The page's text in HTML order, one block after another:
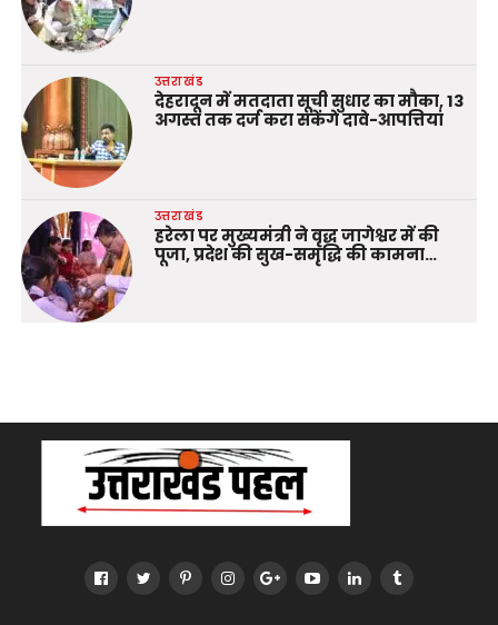
उत्तराखंड
देहरादून में मतदाता सूची सुधार का मौका, 13
अगस्त तक दर्ज करा सकेंगे दावे-आपत्तियां
उत्तराखंड
हरेला पर मुख्यमंत्री ने वृद्ध जागेश्वर में की
पूजा, प्रदेश की सुख-समृद्धि की कामना…